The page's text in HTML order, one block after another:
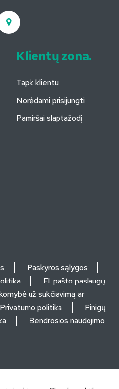
Klientų zona.
Tapk klientu
Norėdami prisijungti
Pamiršai slaptažodį
Paskyros sąlygos
El. pašto paslaugų
už sukčiavimą ar
Privatumo politika
Pinigų
Bendrosios naudojimo